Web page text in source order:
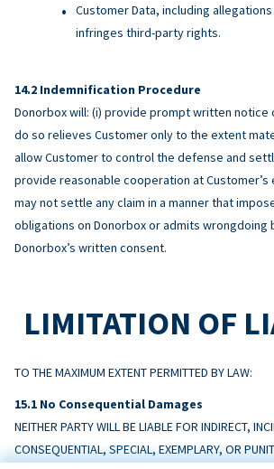
Customer Data, including
infringes third-party rights.
Indemnification Procedure
Donorbox will: (i) provide prompt written notice
do so relieves Customer only to the extent
allow Customer to control the defense and
provide reasonable cooperation at Customer’s
may not settle any claim in a manner that
obligations on Donorbox or admits wrongdoing
Donorbox’s written consent.
LIMITATION OF
TO THE MAXIMUM EXTENT PERMITTED BY LAW:
No Consequential Damages
NEITHER PARTY WILL BE LIABLE FOR INDIRECT,
CONSEQUENTIAL, SPECIAL, EXEMPLARY, OR